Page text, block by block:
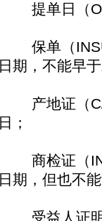
提单日（ON
保单（
日期，不能早
产地证（C/
日；
商检证（
日期，但也不
受益人证明